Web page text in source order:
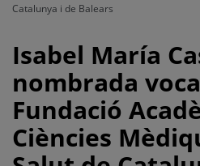
Catalunya i de Balears
Isabel
María
Castaño,
nombrada
Isabel María
nombrada
Fundació
Ciències